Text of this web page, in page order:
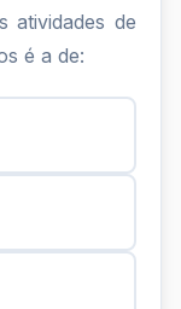
atividades de
é a de: